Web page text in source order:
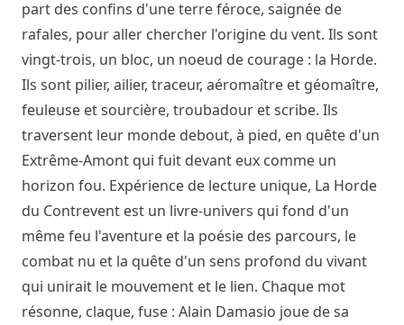
part des confins d'une terre féroce, saignée de
rafales, pour aller chercher l'origine du vent. Ils sont
vingt-trois, un bloc, un noeud de courage : la Horde.
Ils sont pilier, ailier, traceur, aéromaître et géomaître,
feuleuse et sourcière, troubadour et scribe. Ils
traversent leur monde debout, à pied, en quête d'un
Extrême-Amont qui fuit devant eux comme un
horizon fou. Expérience de lecture unique, La Horde
du Contrevent est un livre-univers qui fond d'un
même feu l'aventure et la poésie des parcours, le
combat nu et la quête d'un sens profond du vivant
qui unirait le mouvement et le lien. Chaque mot
résonne, claque, fuse : Alain Damasio joue de sa